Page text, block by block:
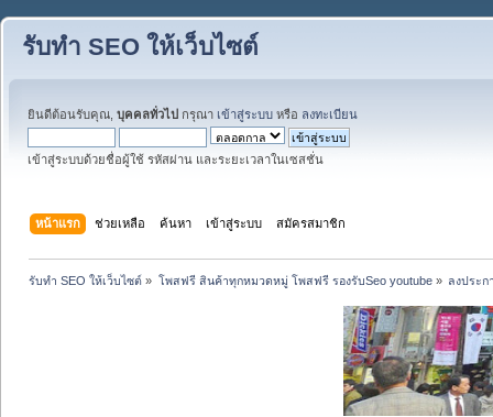
รับทำ SEO ให้เว็บไซต์
ยินดีต้อนรับคุณ, บุคคลทั่วไป กรุณา เข้าสู่ระบบ หรือ ลงทะเบียน
เข้าสู่ระบบด้วยชื่อผู้ใช้ รหัสผ่าน และระยะเวลาในเซสชั่น
หน้าแรก ช่วยเหลือ ค้นหา เข้าสู่ระบบ สมัครสมาชิก
รับทำ SEO ให้เว็บไซต์ » โพสฟรี สินค้าทุกหมวดหมู่ โพสฟรี รองรับSeo youtube» ลงประ